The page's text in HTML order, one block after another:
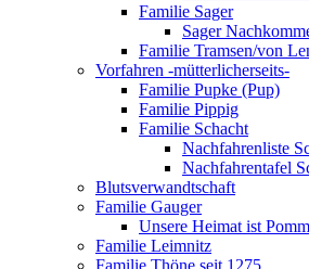
Familie Sager
Sager
Familie Tramsen/von
Vorfahren -mütterlicherseits-
Familie Pupke (Pup)
Familie Pippig
Familie Schacht
Nachfahrenliste
Nachfahrentafel
Blutsverwandtschaft
Familie Gauger
Unsere Heimat ist
Familie Leimnitz
Familie Thöne seit 1275